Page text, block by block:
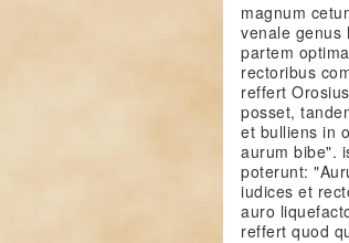
magnum
venale genus
partem
rectoribus
reffert
posset,
et bulliens in
aurum bibe".
poterunt:
iudices et
auro
reffert quod